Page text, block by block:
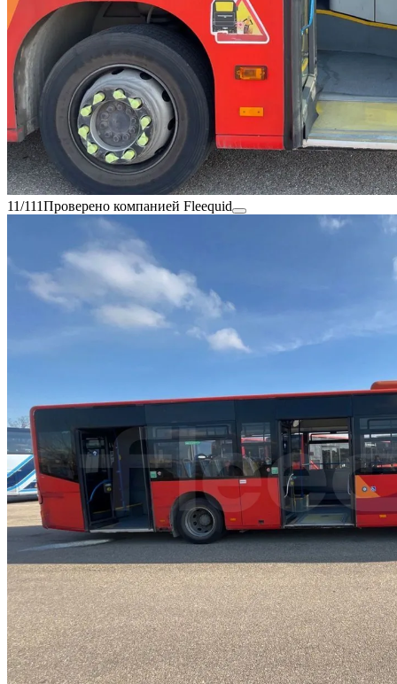
11/111Проверено компанией Fleequid